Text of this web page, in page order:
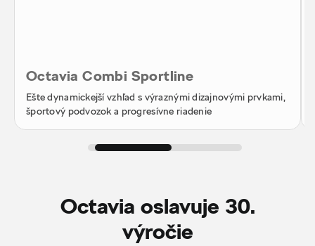
Octavia Combi Sportline
Ešte dynamickejší vzhľad s výraznými dizajnovými prvkami,
športový podvozok a progresívne riadenie
Octavia oslavuje 30.
‎výročie